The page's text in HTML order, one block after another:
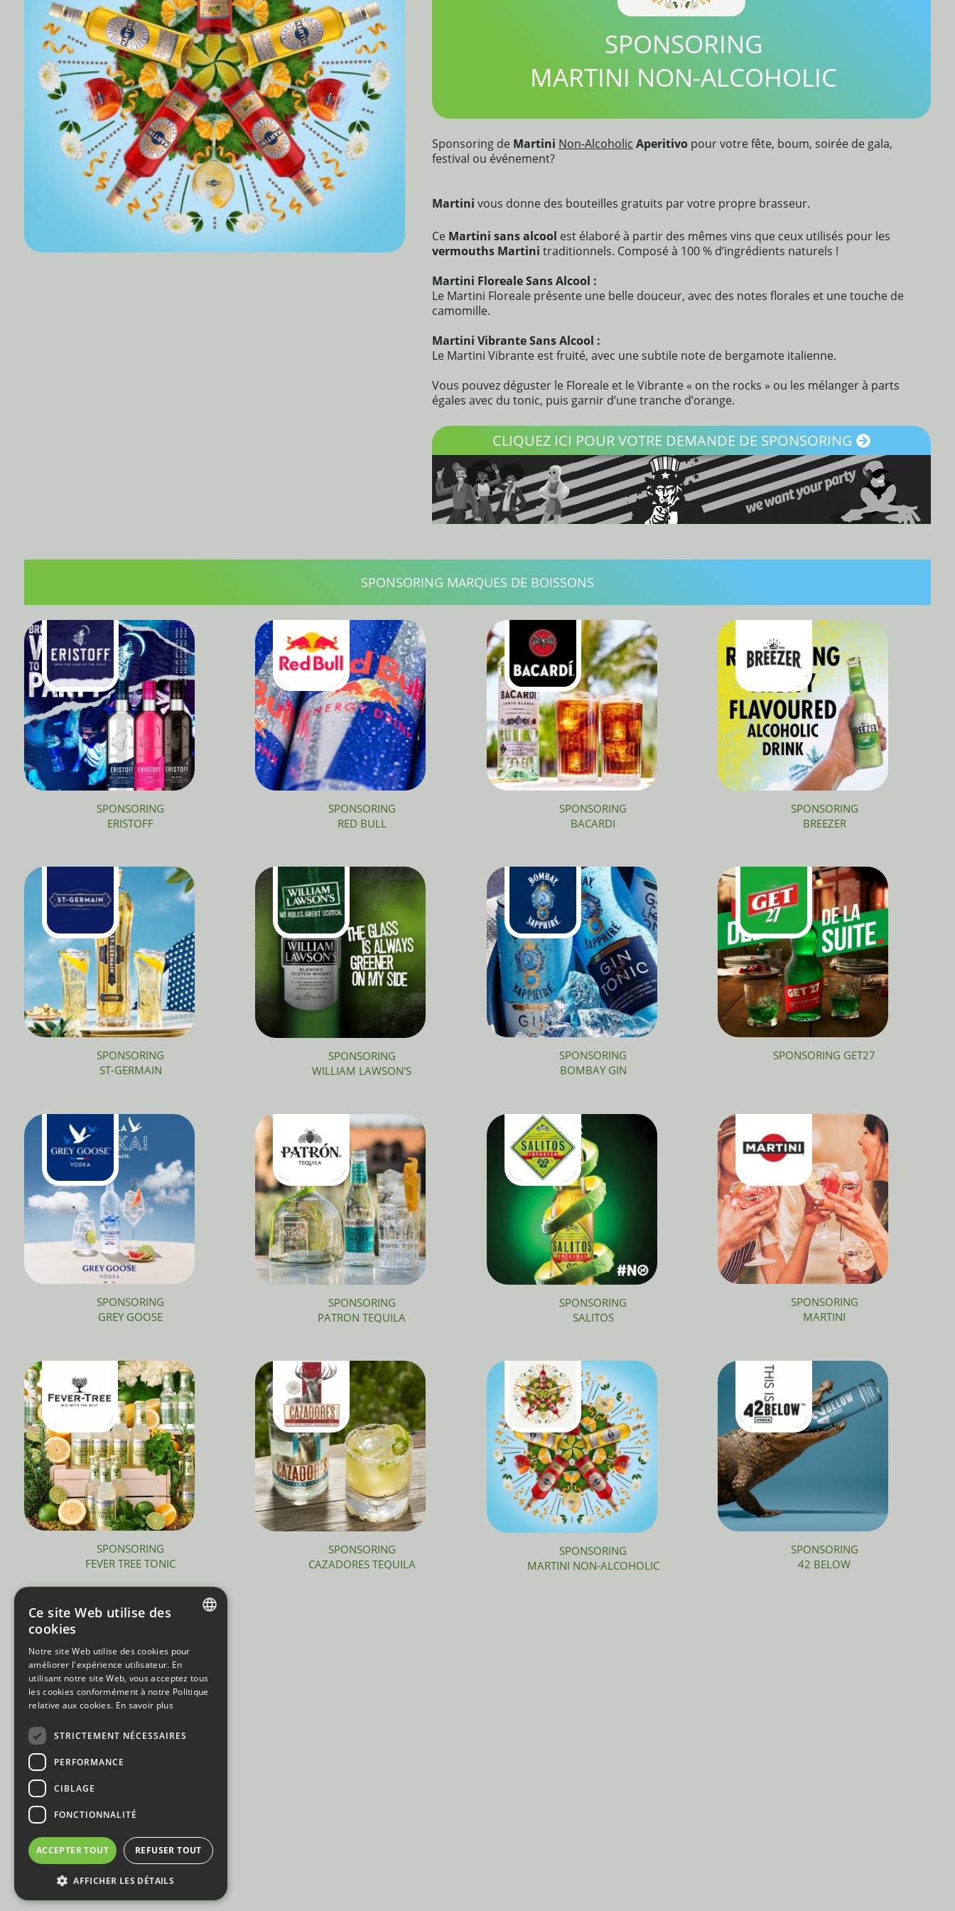
SPONSORING
MARTINI NON-ALCOHOLIC
Sponsoring de Martini Non-Alcoholic Aperitivo pour votre fête, boum, soirée de gala,
festival ou événement?
Martini vous donne des bouteilles gratuits par votre propre brasseur.
Ce Martini sans alcool est élaboré à partir des mêmes vins que ceux utilisés pour les
vermouths Martini traditionnels. Composé à 100 % d’ingrédients naturels !
Martini Floreale Sans Alcool :
Le Martini Floreale présente une belle douceur, avec des notes florales et une touche de
camomille.
Martini Vibrante Sans Alcool :
Le Martini Vibrante est fruité, avec une subtile note de bergamote italienne.
Vous pouvez déguster le Floreale et le Vibrante « on the rocks » ou les mélanger à parts
égales avec du tonic, puis garnir d’une tranche d’orange.
CLIQUEZ ICI POUR VOTRE DEMANDE DE SPONSORING
SPONSORING MARQUES DE BOISSONS
SPONSORING
ERISTOFF
SPONSORING
RED BULL
SPONSORING
BACARDI
SPONSORING
BREEZER
SPONSORING
ST-GERMAIN
SPONSORING
WILLIAM LAWSON'S
SPONSORING
BOMBAY GIN
SPONSORING GET27
SPONSORING
GREY GOOSE
SPONSORING
PATRON TEQUILA
SPONSORING
SALITOS
SPONSORING
MARTINI
SPONSORING
FEVER TREE TONIC
SPONSORING
CAZADORES TEQUILA
SPONSORING
MARTINI NON-ALCOHOLIC
SPONSORING
42 BELOW
BACARDI COCKTAILS BY TAILS
FRENCH
Ce site Web utilise des
cookies
Notre site Web utilise des cookies pour
améliorer l'expérience utilisateur. En
utilisant notre site Web, vous acceptez tous
les cookies conformément à notre Politique
relative aux cookies. En savoir plus
STRICTEMENT NÉCESSAIRES
PERFORMANCE
CIBLAGE
FONCTIONNALITÉ
ACCEPTER TOUT REFUSER TOUT
AFFICHER LES DÉTAILS